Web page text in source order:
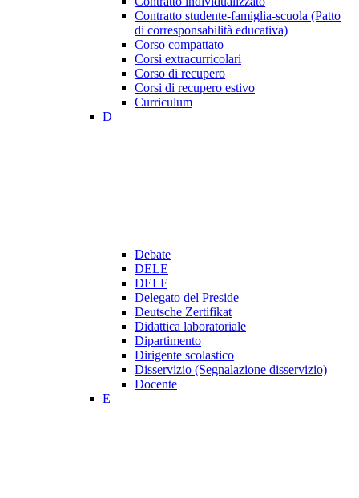
Contratto studente-famiglia-scuola (Patto
di corresponsabilità educativa)
Corso compattato
Corsi extracurricolari
Corso di recupero
Corsi di recupero estivo
Curriculum
D
Debate
DELE
DELF
Delegato del Preside
Deutsche Zertifikat
Didattica laboratoriale
Dipartimento
Dirigente scolastico
Disservizio (Segnalazione disservizio)
Docente
E